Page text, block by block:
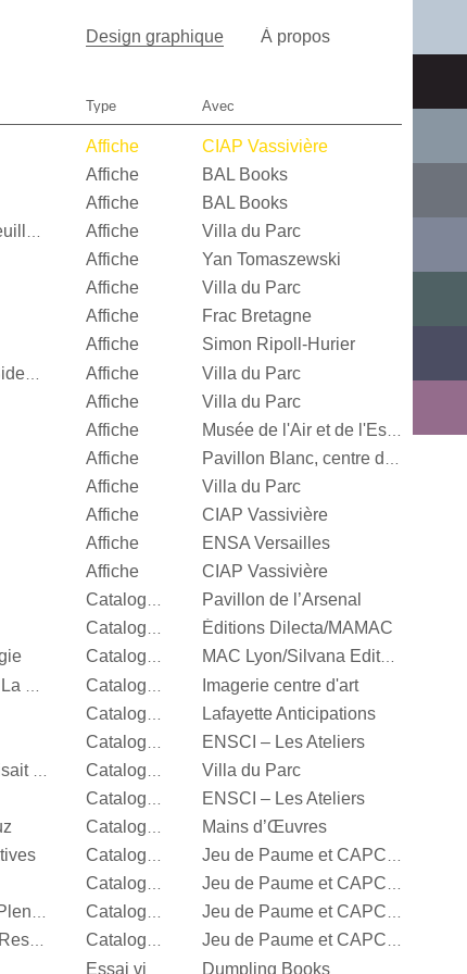
Design graphique À propos
Type Avec
Affiche
CIAP Vassivière
Affiche
BAL Books
Affiche
BAL Books
Quand je n’aurai plus de feuille, […] Affiche
Villa du Parc
Affiche
Yan Tomaszewski
Affiche
Villa du Parc
Affiche
Frac Bretagne
Affiche
Simon Ripoll-Hurier
Alexandra Leykauf, Both Sides Now Affiche
Villa du Parc
Affiche
Villa du Parc
Affiche
Affiche
Affiche
Villa du Parc
Affiche
CIAP Vassivière
Affiche
ENSA Versailles
Affiche
CIAP Vassivière
Catalogue d’exposition
Pavillon de l’Arsenal
Catalogue d’exposition
Éditions Dilecta/MAMAC
Catalogue d’exposition MAC Lyon/Silvana Editoriale
Imagerie centre d'art
Lafayette Anticipations
ENSCI – Les Ateliers
Villa du Parc
ENSCI – Les Ateliers
Catalogue d’exposition
Mains d’Œuvres
Catalogue d’exposition Jeu de Paume et CAPC Bordeaux
Catalogue d’exposition Jeu de Paume et CAPC Bordeaux
Steffani Jemison, Sensus Plenior Catalogue d’exposition Jeu de Paume et CAPC Bordeaux
Oscar Murillo, Estructuras Resonantes Catalogue d’exposition Jeu de Paume et CAPC Bordeaux
Dumpling Books